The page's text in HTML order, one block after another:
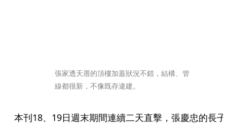
張家透天厝的頂樓加蓋狀況不錯，結構、管
線都很新，不像既存違建。
本刊18、19日週末期間連續二天直擊，張慶忠的長子